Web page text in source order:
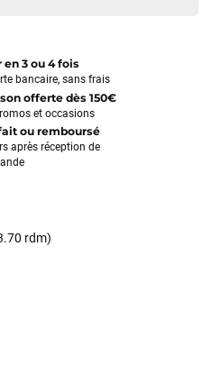
en 3 ou 4 fois
bancaire, sans frais
offerte dès 150€
et occasions
ou remboursé
après réception de
rdm)